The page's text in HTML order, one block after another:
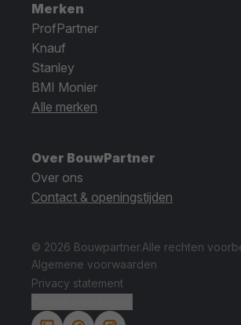
Merken
ProfPartner
Knauf
Stanley
BMI Monier
Alle merken
Over BouwPartner
Over ons
Contact & openingstijden
© 2026 Bouwpartner.Alle rechten
Algemene voorwaarden
Privacy statement